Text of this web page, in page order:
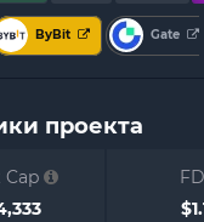
ByBit Gate
проекта
Cap